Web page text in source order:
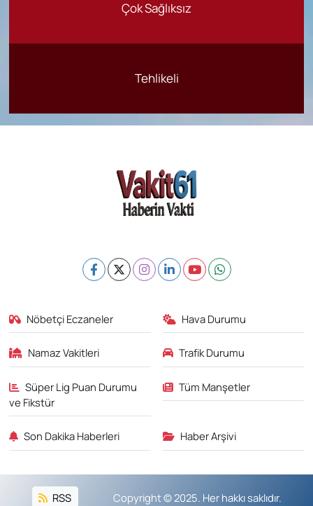
Çok Sağlıksız
Tehlikeli
Nöbetçi Eczaneler Hava Durumu
Namaz Vakitleri Trafik Durumu
Süper Lig Puan Durumu
ve Fikstür
Tüm Manşetler
Son Dakika Haberleri Haber Arşivi
RSS Copyright © 2025. Her hakkı saklıdır.